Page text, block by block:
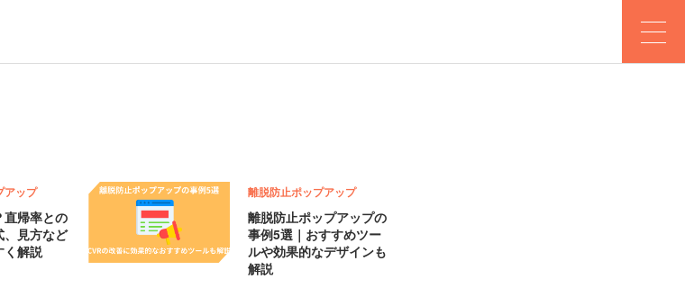
アップ
直帰率との
、見方など
く解説
離脱防止ポップアップ
離脱防止ポップアップの
事例5選｜おすすめツー
ルや効果的なデザインも
解説